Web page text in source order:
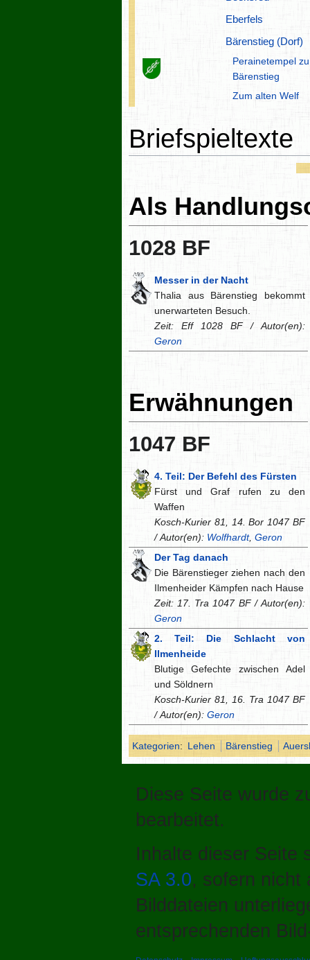
Eberfels
Bärenstieg (Dorf)
Perainetempel zu
Bärenstieg
Zum alten Welf
Briefspieltexte
Als
1028 BF
Messer in der Nacht
Thalia aus Bärenstieg bekommt
unerwarteten Besuch.
Zeit: Eff 1028 BF / Autor(en):
Geron
Erwähnungen
1047 BF
4. Teil: Der Befehl des Fürsten
Fürst und Graf rufen zu den
Waffen
Kosch-Kurier 81, 14. Bor 1047 BF
/ Autor(en): Wolfhardt, Geron
Der Tag danach
Die Bärenstieger ziehen nach den
Ilmenheider Kämpfen nach Hause
Zeit: 17. Tra 1047 BF / Autor(en):
Geron
2. Teil: Die Schlacht von
Ilmenheide
Blutige Gefechte zwischen Adel
und Söldnern
Kosch-Kurier 81, 16. Tra 1047 BF
/ Autor(en): Geron
Kategorien: Lehen Bärenstieg
Diese Seite wurde
bearbeitet.
Inhalte dieser Seite
SA 3.0, sofern nicht
Bilddateien
entsprechenden